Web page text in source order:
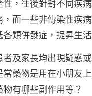
，往後針對不同疾
而一些非傳染性疾
類併發症，提昇生活
及家長均出現疑惑
藥物是用在小朋友
有哪些副作用等？